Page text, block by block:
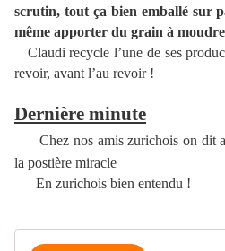
scrutin, tout ça bien emballé sur
même apporter du grain à
Claudi recycle l’une de ses
revoir, avant l’au revoir !
Dernière minute
Chez nos amis zurichois on dit
la postière miracle
En zurichois bien entendu !